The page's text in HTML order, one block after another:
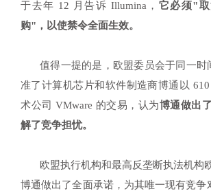
于去年 12 月告诉 Illumina， 它必须"
购"，以使禁令全面生效。
值得一提的是，欧盟委员会于同一时
准了计算机芯片和软件制造商博通以
术公司 VMware 的交易，认为博通做出
解了竞争担忧。
欧盟执行机构和最高反垄断执法机构
博通做出了全面承诺，为其唯一现有竞争